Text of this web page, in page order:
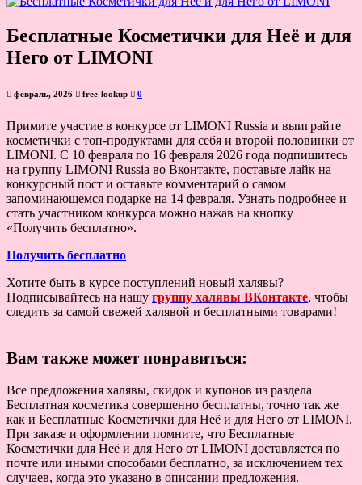
Бесплатные Косметички для Неё и для
Него от LIMONI
февраль, 2026 free-lookup 0
Примите участие в конкурсе от LIMONI Russia и выиграйте
косметички с топ-продуктами для себя и второй половинки от
LIMONI. С 10 февраля по 16 февраля 2026 года подпишитесь
на группу LIMONI Russia во Вконтакте, поставьте лайк на
конкурсный пост и оставьте комментарий о самом
запоминающемся подарке на 14 февраля. Узнать подробнее и
стать участником конкурса можно нажав на кнопку
«Получить бесплатно».
Получить бесплатно
Хотите быть в курсе поступлений новый халявы?
Подписывайтесь на нашу группу халявы ВКонтакте, чтобы
следить за самой свежей халявой и бесплатными товарами!
Вам также может понравиться:
Все предложения халявы, скидок и купонов из раздела
Бесплатная косметика совершенно бесплатны, точно так же
как и Бесплатные Косметички для Неё и для Него от LIMONI.
При заказе и оформлении помните, что Бесплатные
Косметички для Неё и для Него от LIMONI доставляется по
почте или иными способами бесплатно, за исключением тех
случаев, когда это указано в описании предложения.